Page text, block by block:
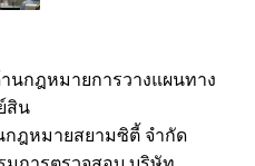
นกฎหมายการวางแผนทาง
สิน
กฎหมายสยามซิตี้ จำกัด